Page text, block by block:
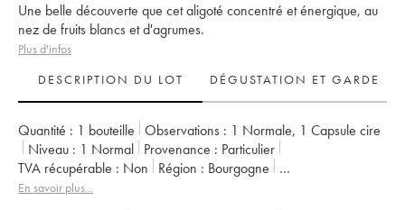
Une belle découverte que cet aligoté concentré et énergique, au
nez de fruits blancs et d'agrumes.
Plus d'infos
DESCRIPTION DU LOT
DÉGUSTATION ET GARDE
Quantité : 1 bouteille Observations : 1 Normale, 1 Capsule cire
Niveau : 1 Normal Provenance : particulier
TVA récupérable :
non Région :
Bourgogne
Appellation :
En savoir plus...